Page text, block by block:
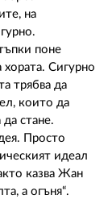
на
поне
Сигурно
трябва да
които да
стане.
Просто
идеал
казва Жан
а огъня“.